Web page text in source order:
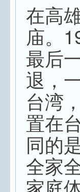
在高
庙。
最后
退，
台湾
置在
同的
全家